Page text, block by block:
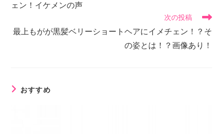
ェン！イケメンの声
次の投稿
最上もがが黒髪ベリーショートヘアにイメチェン！？そ
の姿とは！？画像あり！
おすすめ